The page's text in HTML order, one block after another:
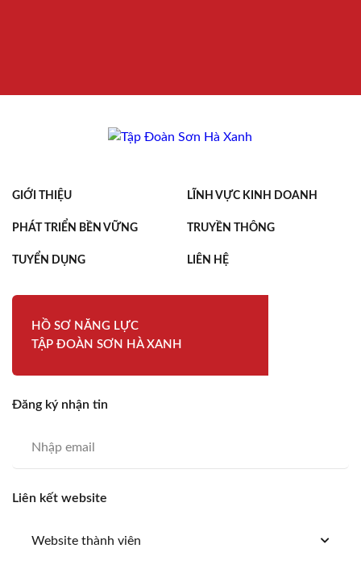
GIỚI THIỆU LĨNH VỰC KINH DOANH
PHÁT TRIỂN BỀN VỮNG TRUYỀN THÔNG
TUYỂN DỤNG LIÊN HỆ
HỒ SƠ NĂNG LỰC
TẬP ĐOÀN SƠN HÀ XANH
Đăng ký nhận tin
Liên kết website
Website thành viên